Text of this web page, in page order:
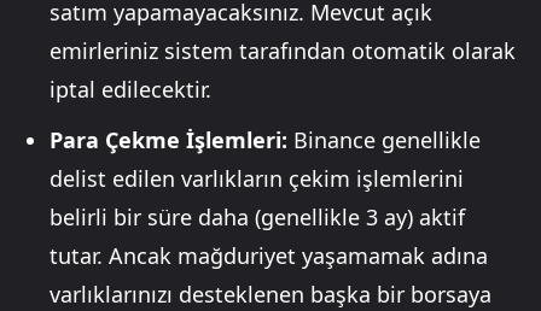
satım yapamayacaksınız. Mevcut açık
emirleriniz sistem tarafından otomatik olarak
iptal edilecektir.
Para Çekme İşlemleri: Binance genellikle
delist edilen varlıkların çekim işlemlerini
belirli bir süre daha (genellikle 3 ay) aktif
tutar. Ancak mağduriyet yaşamamak adına
varlıklarınızı desteklenen başka bir borsaya